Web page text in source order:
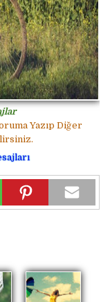
Yazıp Diğer